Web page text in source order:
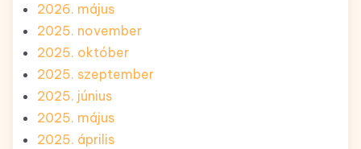
2026. május
2025. november
2025. október
2025. szeptember
2025. június
2025. május
2025. április